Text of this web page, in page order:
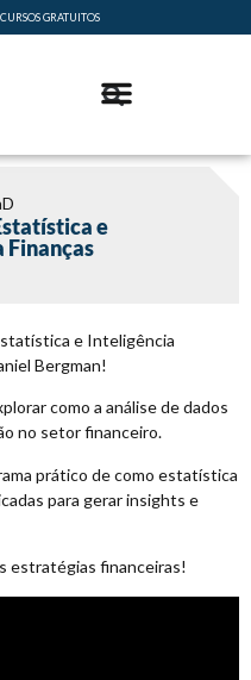
CURSOS GRATUITOS
e
e Inteligência
Bergman!
como a análise de dados
no setor financeiro.
prático de como estatística
para gerar insights e
estratégias financeiras!